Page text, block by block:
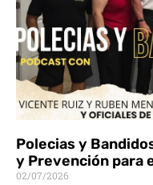
Polecias y
y Prevención para
02/07/2026